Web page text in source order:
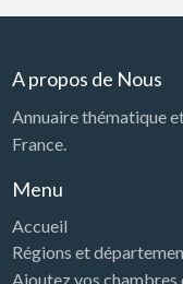
A propos de Nous
Annuaire thématique
France.
Menu
Accueil
Régions et
Ajoutez vos chambres